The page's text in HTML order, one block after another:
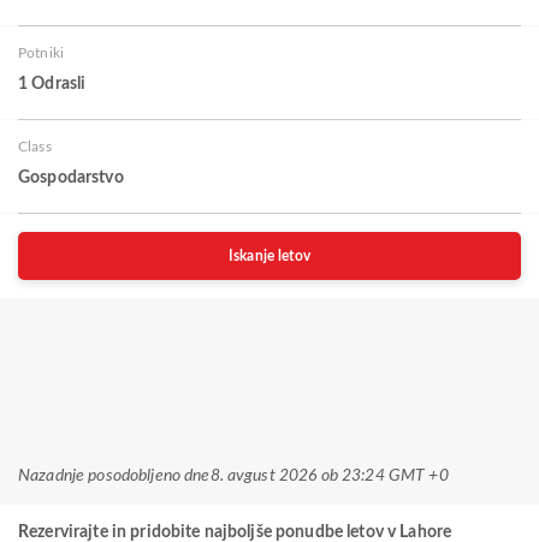
Potniki
1 Odrasli
Class
Gospodarstvo
Iskanje letov
Nazadnje posodobljeno dne8. avgust 2026 ob 23:24 GMT +0
Rezervirajte in pridobite najboljše ponudbe letov v Lahore